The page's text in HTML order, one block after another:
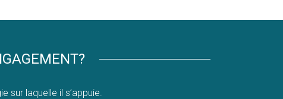
laquelle il s’appuie.